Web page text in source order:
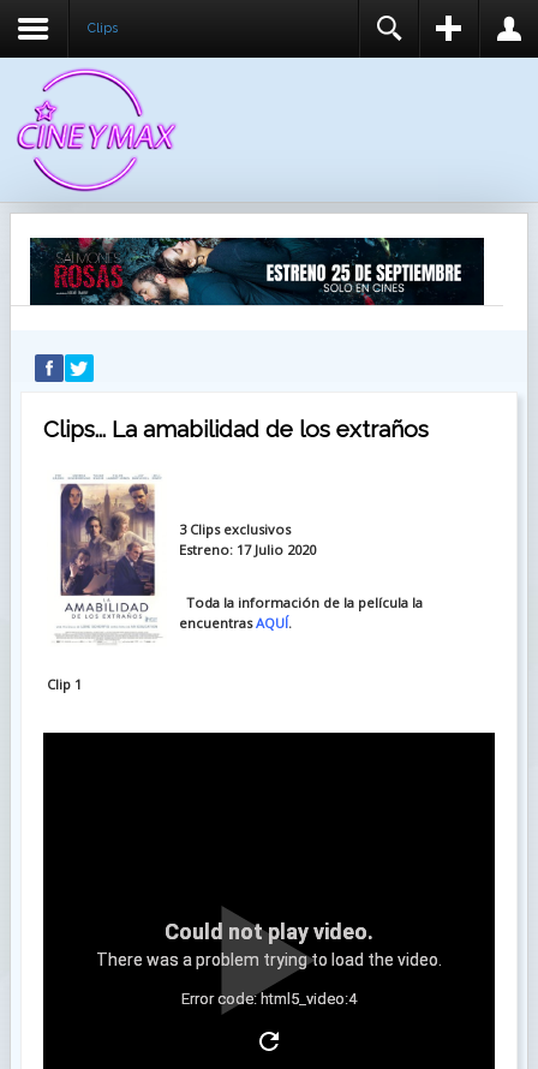
Clips
RECUÉRDEME
IDENTIFICARSE
Clips... La amabilidad de los extraños
3 Clips exclusivos
Estreno: 17 Julio 2020
Toda la información de la película la
encuentrasAQUÍ.
Clip 1
Could not play video.
There was a problem trying to load the video.
Error code: html5_video:4